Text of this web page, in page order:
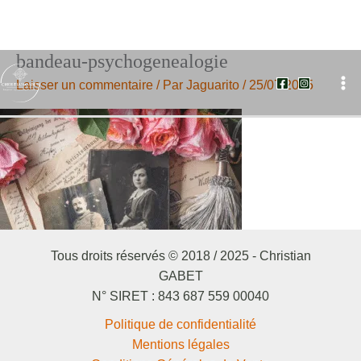
Aller
au
contenu
bandeau-psychogenealogie
Laisser un commentaire / Par Jaguarito / 25/07/2025
Tous droits réservés © 2018 / 2025 - Christian
GABET
N° SIRET : 843 687 559 00040
Politique de confidentialité
Mentions légales